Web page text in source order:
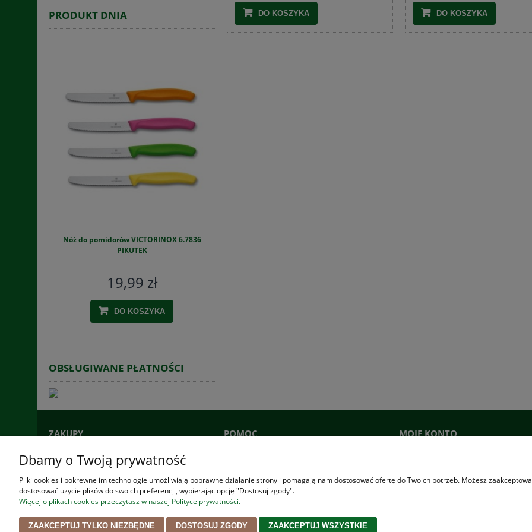
PRODUKT DNIA
Nóż do pomidorów VICTORINOX 6.7836
PIKUTEK
19,99 zł
DO KOSZYKA
OBSŁUGIWANE PŁATNOŚCI
DO KOSZYKA DO KOSZYKA
ZAKUPY
Czas realizacji zamówienia
Formy płatności
Koszt dostawy
Reklamacje i zwroty
POMOC
Polityka prywatności
Regulamin zakupów
MOJE KONTO
Przechowalnia
Dbamy o Twoją prywatność
Pliki cookies i pokrewne im technologie umożliwiają poprawne działanie strony i pomagają nam dostosować ofertę do Twoich potrzeb. Możesz
dostosować użycie plików do swoich preferencji, wybierając opcję "Dostosuj zgody".
Więcej o plikach cookies przeczytasz w naszej Polityce prywatności.
ZAAKCEPTUJ TYLKO NIEZBĘDNE DOSTOSUJ ZGODY ZAAKCEPTUJ WSZYSTKIE